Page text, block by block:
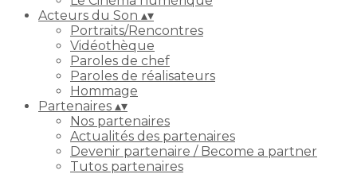
Acteurs du Son ▴▾
Portraits/Rencontres
Vidéothèque
Paroles de chef
Paroles de réalisateurs
Hommage
Partenaires ▴▾
Nos partenaires
Actualités des partenaires
Devenir partenaire / Become a partner
Tutos partenaires